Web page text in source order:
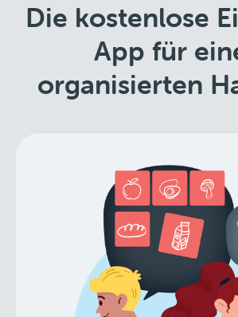
Die kostenlose
App für
organisierten